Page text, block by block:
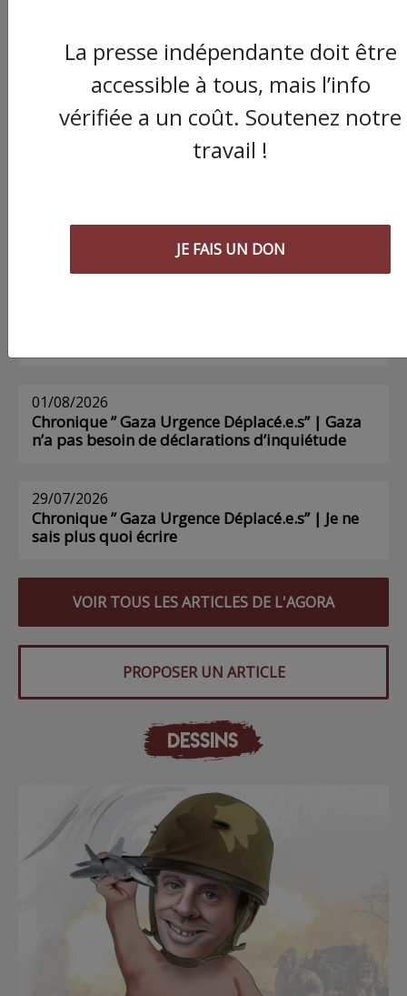
Commander le dernier numéro papier du
Poing !
Voir tous les numéros papier
AGORA
01/08/2026
Chronique ” Gaza Urgence Déplacé.e.s” | Gaza
n’a pas besoin de déclarations d’inquiétude
29/07/2026
Chronique ” Gaza Urgence Déplacé.e.s” | Je ne
sais plus quoi écrire
VOIR TOUS LES ARTICLES DE L'AGORA
PROPOSER UN ARTICLE
DESSINS
La presse indépendante doit être
accessible à tous, mais l’info
vérifiée a un coût. Soutenez notre
travail !
JE FAIS UN DON